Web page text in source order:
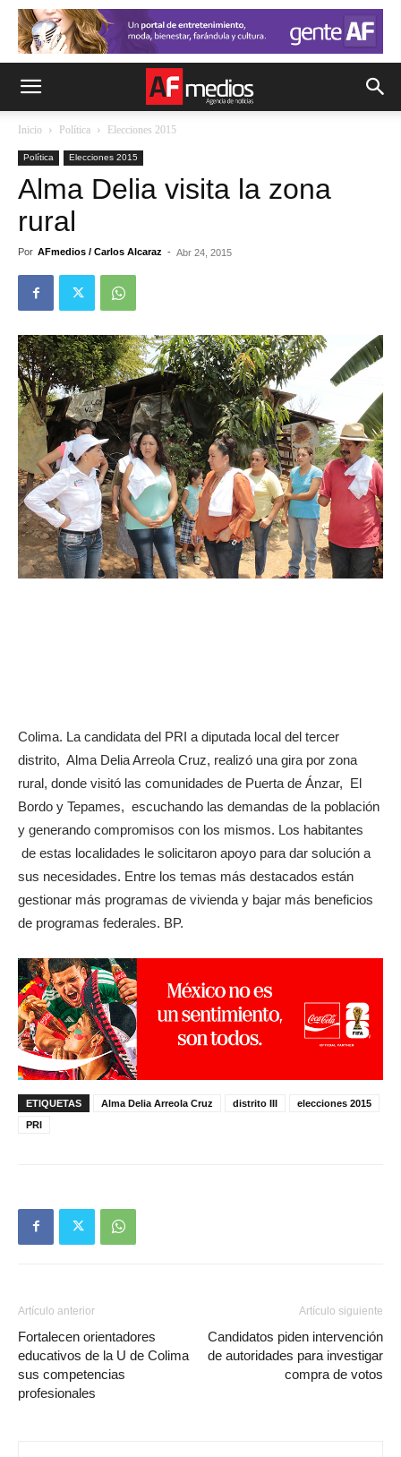
Inicio Política Elecciones 2015
Política Elecciones 2015
Alma Delia visita la zona
rural
Por AFmedios / Carlos Alcaraz - Abr 24, 2015
Colima. La candidata del PRI a diputada local del tercer
distrito, Alma Delia Arreola Cruz, realizó una gira por zona
rural, donde visitó las comunidades de Puerta de Ánzar, El
Bordo y Tepames, escuchando las demandas de la población
y generando compromisos con los mismos. Los habitantes
de estas localidades le solicitaron apoyo para dar solución a
sus necesidades. Entre los temas más destacados están
gestionar más programas de vivienda y bajar más beneficios
de programas federales. BP.
ETIQUETAS Alma Delia Arreola Cruz distrito III
elecciones 2015
PRI
Artículo anterior
Fortalecen orientadores
educativos de la U de Colima
sus competencias
profesionales
Artículo siguiente
Candidatos piden intervención
de autoridades para investigar
compra de votos